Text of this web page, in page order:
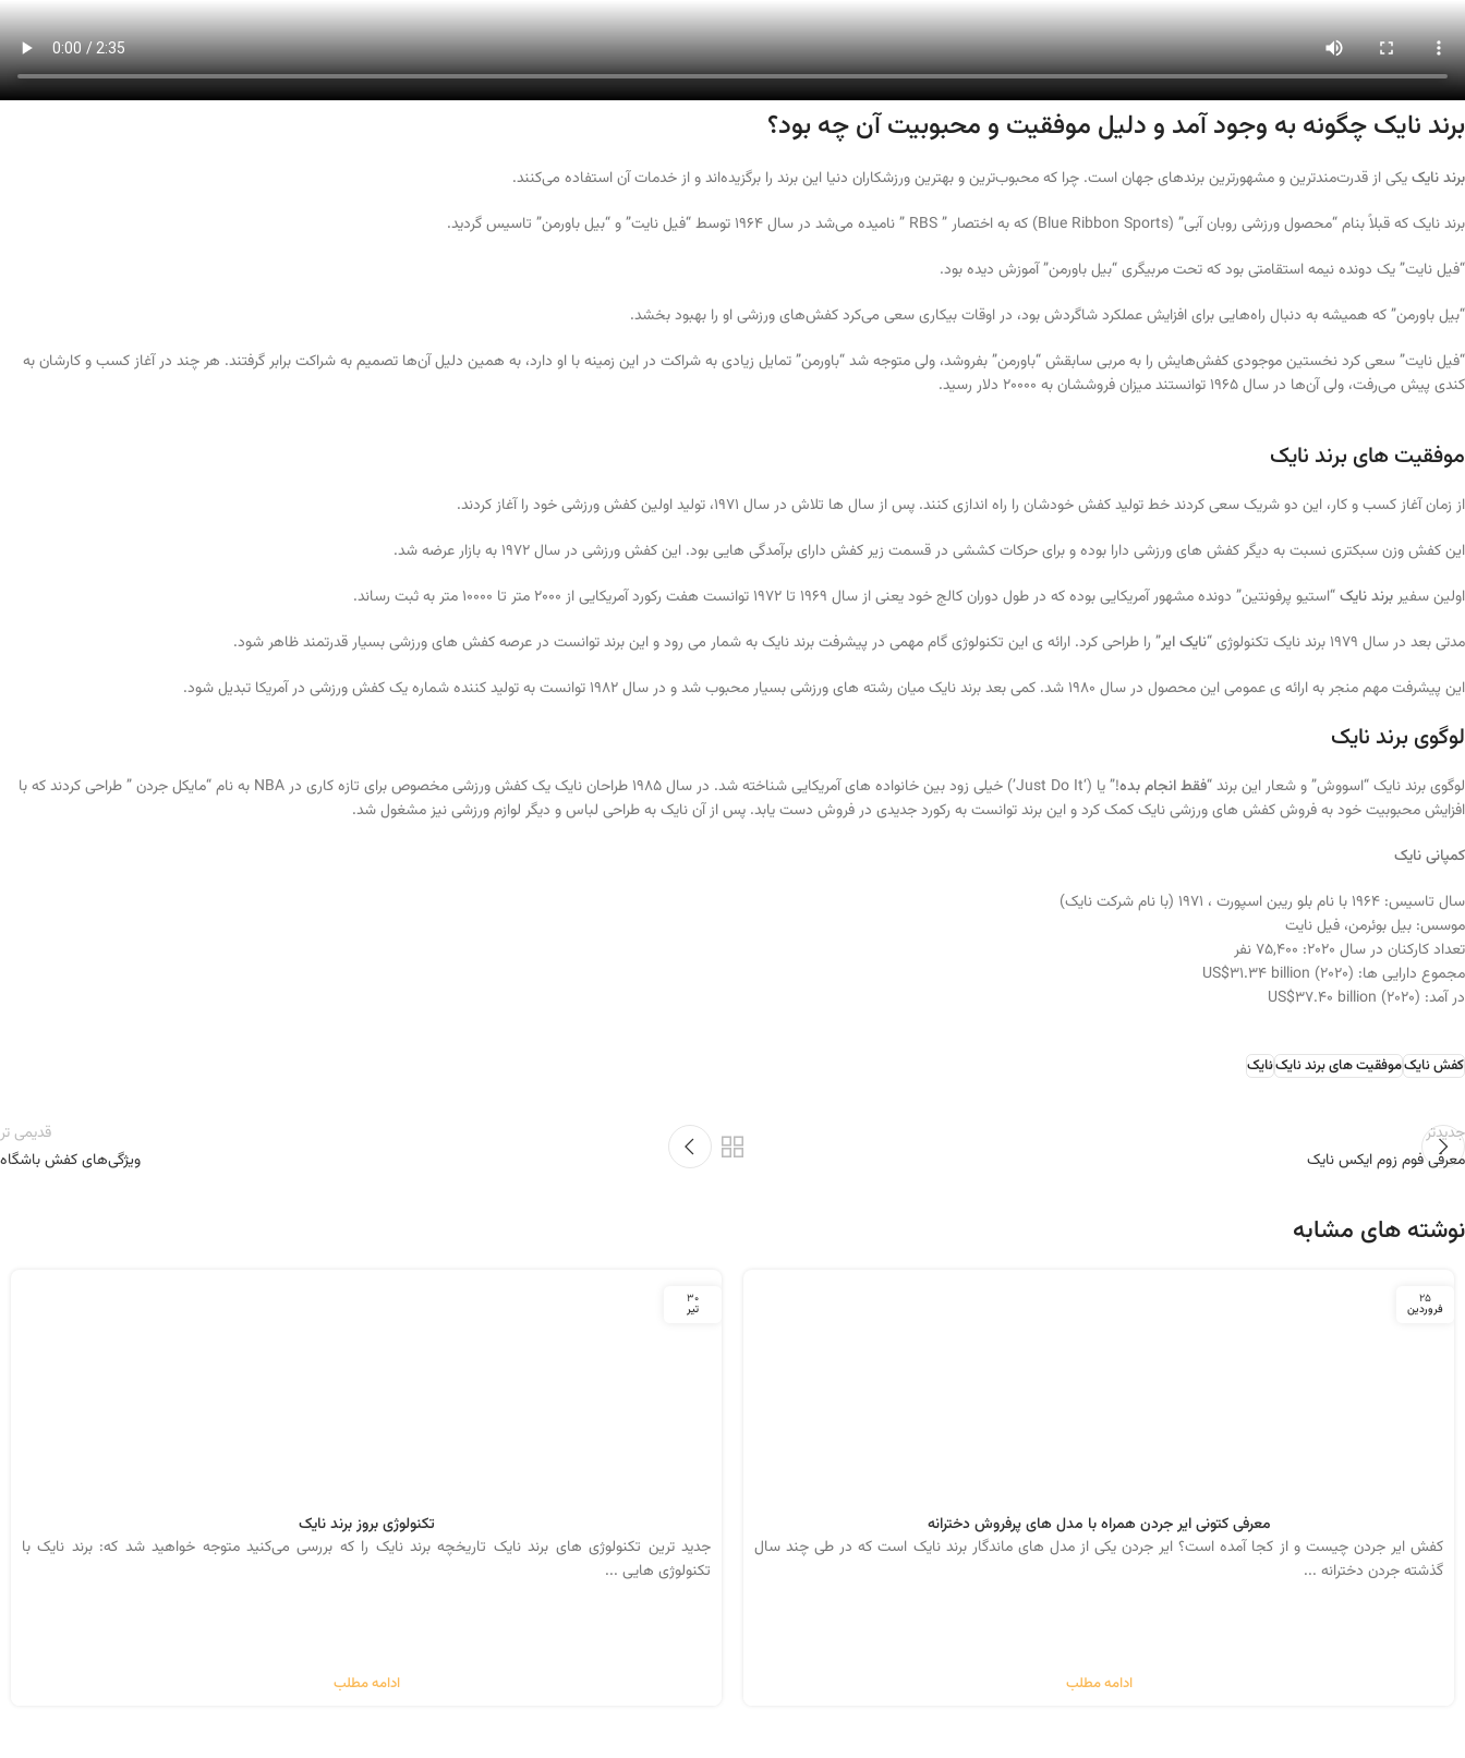
برند نایک چگونه به وجود آمد و دلیل موفقیت و محبوبیت آن چه بود؟
برند نایکیکی از قدرت‌مندترین و مشهورترین برندهای جهان است. چرا که محبوب‌ترین و بهترین ورزشکاران دنیا این برند را برگزیده‌اند و از خدمات آن استفاده می‌کنند.
برند نایک که قبلاً بنام “محصول ورزشی روبان آبی” (Blue Ribbon Sports) که به اختصار ” RBS ” نامیده می‌شد در سال 1964 توسط “فیل نایت” و “بیل باورمن” تاسیس گردید.
“فیل نایت” یک دونده نیمه استقامتی بود که تحت مربیگری “بیل باورمن” آموزش دیده بود.
“بیل باورمن” که همیشه به دنبال راه‌هایی برای افزایش عملکرد شاگردش بود، در اوقات بیکاری سعی می‌کرد کفش‌های ورزشی او را بهبود بخشد.
“فیل نایت” سعی کرد نخستین موجودی کفش‌هایش را به مربی سابقش “باورمن” بفروشد، ولی متوجه شد “باورمن” تمایل زیادی به شراکت در این زمینه با او دارد، به همین دلیل آن‌ها تصمیم به شراکت برابر گرفتند. هر چند در آغاز کسب و کارشان به
کندی پیش می‌رفت، ولی آن‌ها در سال 1965 توانستند میزان فروششان به 20000 دلار رسید.
موفقیت های برند نایک
از زمان آغاز کسب و کار، این دو شریک سعی کردند خط تولید کفش خودشان را راه اندازی کنند. پس از سال ها تلاش در سال 1971، تولید اولین کفش ورزشی خود را آغاز کردند.
این کفش وزن سبکتری نسبت به دیگر کفش های ورزشی دارا بوده و برای حرکات کششی در قسمت زیر کفش دارای برآمدگی هایی بود. این کفش ورزشی در سال 1972 به بازار عرضه شد.
اولین سفیربرند نایک“استیو پرفونتین” دونده مشهور آمریکایی بوده که در طول دوران کالج خود یعنی از سال 1969 تا 1972 توانست هفت رکورد آمریکایی از 2000 متر تا 10000 متر به ثبت رساند.
مدتی بعد در سال 1979 برند نایک تکنولوژی “
نایک ایر” را طراحی کرد. ارائه ی این تکنولوژی گام مهمی در پیشرفت برند نایک به شمار می رود و این برند توانست در عرصه کفش های ورزشی بسیار قدرتمند ظاهر شود.
این پیشرفت مهم منجر به ارائه ی عمومی این محصول در سال 1980 شد. کمی بعد برند نایک میان رشته های ورزشی بسیار محبوب شد و در سال 1982 توانست به تولید کننده شماره یک کفش ورزشی در آمریکا تبدیل شود.
لوگوی برند نایک
لوگوی برند نایک “اسووش” و شعار این برند “فقط انجام بده
!” یا (‘Just Do It’) خیلی زود بین خانواده های آمریکایی شناخته شد. در سال 1985 طراحان نایک یک کفش ورزشی مخصوص برای تازه کاری در NBA به نام “مایکل جردن ” طراحی کردند که با
افزایش محبوبیت خود به فروش کفش های ورزشی نایک کمک کرد و این برند توانست به رکورد جدیدی در فروش دست یابد. پس از آن نایک به طراحی لباس و دیگر لوازم ورزشی نیز مشغول شد.
کمپانی نایک
سال تاسیس: ۱۹۶۴ با نام بلو ریبن اسپورت ، ۱۹۷۱ (با نام شرکت نایک)
موسس: بیل بوئرمن، فیل نایت
تعداد کارکنان در سال 2020: 75,400 نفر
مجموع دارایی ها: US$31.34 billion (2020)
در آمد: US$37.40 billion (2020)
کفش نایکموفقیت های برند نایکنایک
جدیدتر
معرفی فوم زوم ایکس نایک
قدیمی تر
ویژگی‌های کفش باشگاه
نوشته های مشابه
25
فروردین
معرفی کتونی ایر جردن همراه با مدل های پرفروش دخترانه
کفش ایر جردن چیست و از کجا آمده است؟ ایر جردن یکی از مدل های ماندگار برند نایک است که در طی چند سال
گذشته جردن دخترانه ...
ادامه مطلب
30
تیر
تکنولوژی بروز برند نایک
جدید ترین تکنولوژی های برند نایک تاریخچه برند نایک را که بررسی می‌کنید متوجه خواهید شد که: برند نایک با
تکنولوژی‌ هایی ...
ادامه مطلب